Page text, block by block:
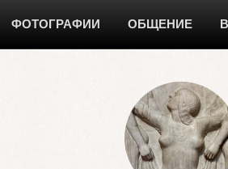
ФОТОГРАФИИ ОБЩЕНИЕ